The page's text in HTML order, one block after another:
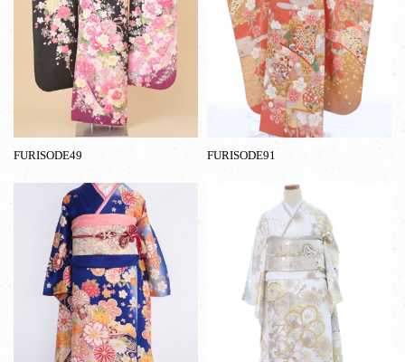
FURISODE49 FURISODE91